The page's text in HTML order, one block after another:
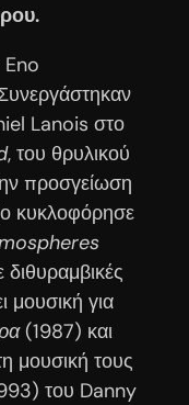
Eno
Lanois στο
, του θρυλικού
προσγείωση
κυκλοφόρησε
μουσική για
(1987) και
μουσική τους
του Danny